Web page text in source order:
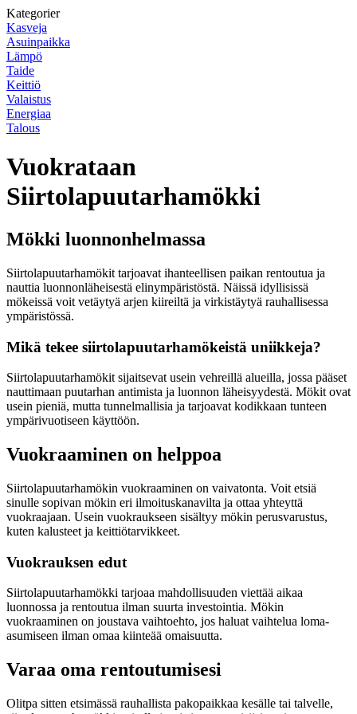
Kategorier
Kasveja
Asuinpaikka
Lämpö
Taide
Keittiö
Valaistus
Energiaa
Talous
Vuokrataan
Siirtolapuutarhamökki
Mökki luonnonhelmassa
Siirtolapuutarhamökit tarjoavat ihanteellisen paikan rentoutua ja
nauttia luonnonläheisestä elinympäristöstä. Näissä idyllisissä
mökeissä voit vetäytyä arjen kiireiltä ja virkistäytyä rauhallisessa
ympäristössä.
Mikä tekee siirtolapuutarhamökeistä uniikkeja?
Siirtolapuutarhamökit sijaitsevat usein vehreillä alueilla, jossa pääset
nauttimaan puutarhan antimista ja luonnon läheisyydestä. Mökit ovat
usein pieniä, mutta tunnelmallisia ja tarjoavat kodikkaan tunteen
ympärivuotiseen käyttöön.
Vuokraaminen on helppoa
Siirtolapuutarhamökin vuokraaminen on vaivatonta. Voit etsiä
sinulle sopivan mökin eri ilmoituskanavilta ja ottaa yhteyttä
vuokraajaan. Usein vuokraukseen sisältyy mökin perusvarustus,
kuten kalusteet ja keittiötarvikkeet.
Vuokrauksen edut
Siirtolapuutarhamökki tarjoaa mahdollisuuden viettää aikaa
luonnossa ja rentoutua ilman suurta investointia. Mökin
vuokraaminen on joustava vaihtoehto, jos haluat vaihtelua loma-
asumiseen ilman omaa kiinteää omaisuutta.
Varaa oma rentoutumisesi
Olitpa sitten etsimässä rauhallista pakopaikkaa kesälle tai talvelle,